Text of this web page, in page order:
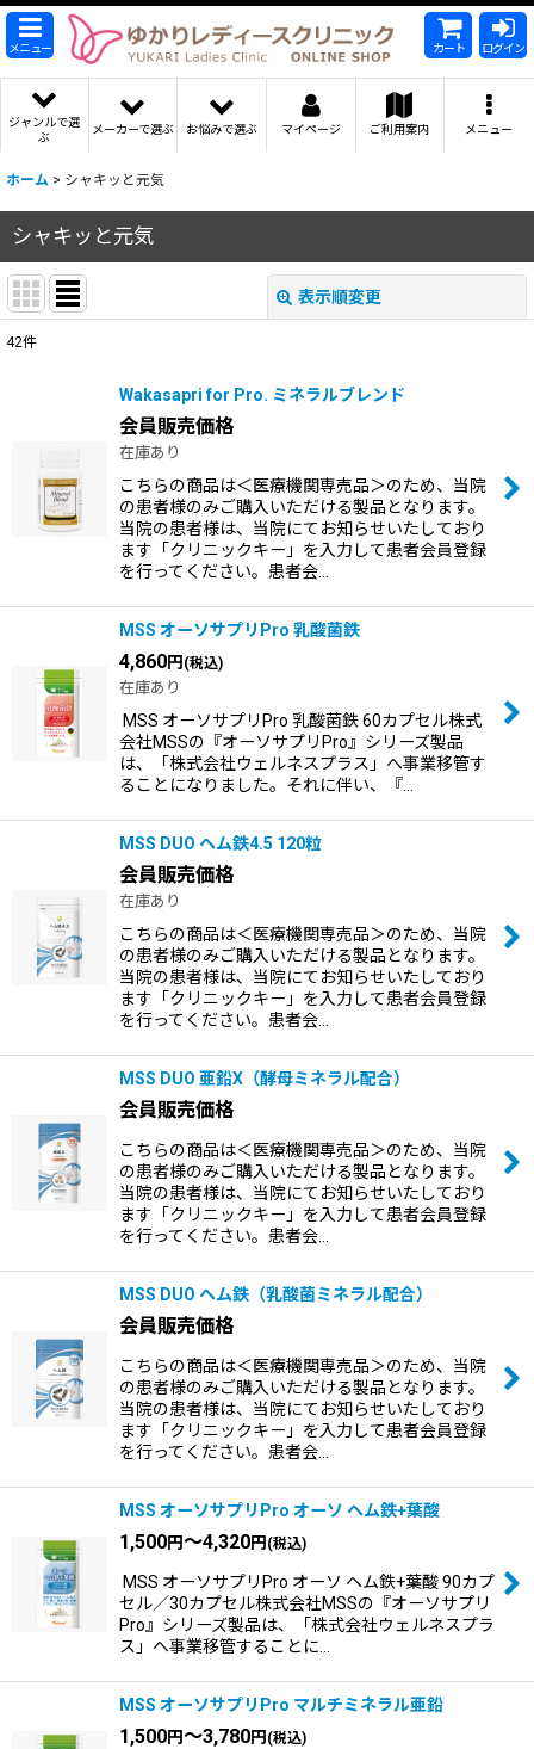
メニュー カート ログイン
ジャンルで選
ぶ
メーカーで選ぶ お悩みで選ぶ マイページ ご利用案内 メニュー
ホーム > シャキッと元気
シャキッと元気
表示順変更
絞り込む
42件
Wakasapri for Pro. ミネラルブレンド
会員販売価格
在庫あり
こちらの商品は＜医療機関専売品＞のため、当院
の患者様のみご購入いただける製品となります。
当院の患者様は、当院にてお知らせいたしており
ます「クリニックキー」を入力して患者会員登録
を行ってください。患者会…
MSS オーソサプリPro 乳酸菌鉄
4,860円 (税込)
在庫あり
MSS オーソサプリPro 乳酸菌鉄 60カプセル株式
会社MSSの『オーソサプリPro』シリーズ製品
は、「株式会社ウェルネスプラス」へ事業移管す
ることになりました。それに伴い、『…
MSS DUO ヘム鉄4.5 120粒
会員販売価格
在庫あり
こちらの商品は＜医療機関専売品＞のため、当院
の患者様のみご購入いただける製品となります。
当院の患者様は、当院にてお知らせいたしており
ます「クリニックキー」を入力して患者会員登録
を行ってください。患者会…
MSS DUO 亜鉛X（酵母ミネラル配合）
会員販売価格
こちらの商品は＜医療機関専売品＞のため、当院
の患者様のみご購入いただける製品となります。
当院の患者様は、当院にてお知らせいたしており
ます「クリニックキー」を入力して患者会員登録
を行ってください。患者会…
MSS DUO ヘム鉄（乳酸菌ミネラル配合）
会員販売価格
こちらの商品は＜医療機関専売品＞のため、当院
の患者様のみご購入いただける製品となります。
当院の患者様は、当院にてお知らせいたしており
ます「クリニックキー」を入力して患者会員登録
を行ってください。患者会…
MSS オーソサプリPro オーソ ヘム鉄+葉酸
1,500円～4,320円 (税込)
MSS オーソサプリPro オーソ ヘム鉄+葉酸 90カプ
セル／30カプセル株式会社MSSの『オーソサプリ
Pro』シリーズ製品は、「株式会社ウェルネスプラ
ス」へ事業移管することに…
MSS オーソサプリPro マルチミネラル亜鉛
1,500円～3,780円 (税込)